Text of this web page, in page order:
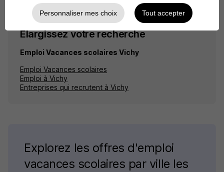
Élargissez votre recherche
Emploi Vacances scolaires Vichy
Emploi Vacances scolaires
Emploi à Vichy
Entreprises qui recrutent à Vichy
Explorez les offres d'emploi
vacances scolaires par ville les
Personnaliser mes choix Tout accepter